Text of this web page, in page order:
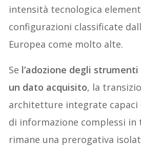
intensità tecnologica
configurazioni classificate
Europea come molto alte.
Se l’adozione degli
un dato acquisito, la
architetture integrate capaci
di informazione complessi in
rimane una prerogativa